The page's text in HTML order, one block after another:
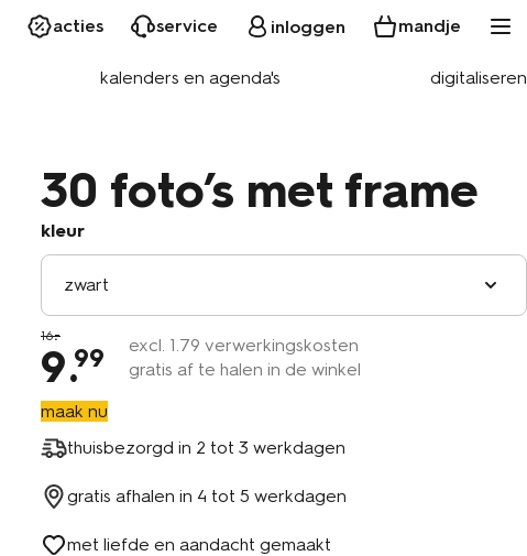
acties service inloggen mandje
kalenders en agenda's digitaliseren
30 foto’s met frame
kleur
zwart
16
9.99 excl. 1.79 verwerkingskosten
gratis af te halen in de winkel
maak nu
thuisbezorgd in 2 tot 3 werkdagen
gratis afhalen in 4 tot 5 werkdagen
met liefde en aandacht gemaakt